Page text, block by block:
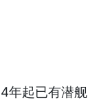
年起已有潜舰